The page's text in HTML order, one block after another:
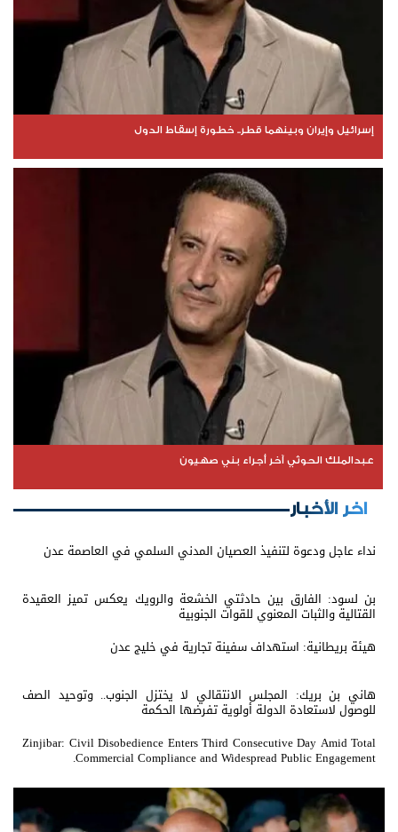
إسرائيل وإيران وبينهما قطر.. خطورة إسقاط الدول
عبدالملك الحوثي آخر أجراء بني صهيون
اخر الأخبار
نداء عاجل ودعوة لتنفيذ العصيان المدني السلمي في العاصمة عدن
بن لسود: الفارق بين حادثتي الخشعة والرويك يعكس تميز العقيدة
القتالية والثبات المعنوي للقوات الجنوبية
هيئة بريطانية: استهداف سفينة تجارية في خليج عدن
هاني بن بريك: المجلس الانتقالي لا يختزل الجنوب.. وتوحيد الصف
للوصول لاستعادة الدولة أولوية تفرضها الحكمة
Zinjibar: Civil Disobedience Enters Third Consecutive Day Amid Total
Commercial Compliance and Widespread Public Engagement.